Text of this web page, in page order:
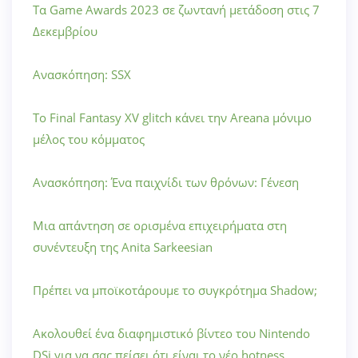
Τα Game Awards 2023 σε ζωντανή μετάδοση στις 7
Δεκεμβρίου
Ανασκόπηση: SSX
Το Final Fantasy XV glitch κάνει την Areana μόνιμο
μέλος του κόμματος
Ανασκόπηση: Ένα παιχνίδι των θρόνων: Γένεση
Μια απάντηση σε ορισμένα επιχειρήματα στη
συνέντευξη της Anita Sarkeesian
Πρέπει να μποϊκοτάρουμε το συγκρότημα Shadow;
Ακολουθεί ένα διαφημιστικό βίντεο του Nintendo
DSi για να σας πείσει ότι είναι το νέο hotness